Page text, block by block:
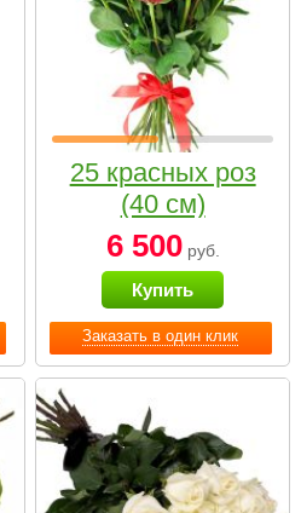
Заказать в один клик
25 красных роз
(40 см)
6 500руб.
Купить